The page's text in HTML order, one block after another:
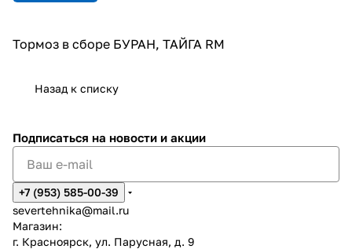
Тормоз в сборе БУРАН, ТАЙГА RM
Назад к списку
Подписаться на новости и акции
+7 (953) 585-00-39
severtehnika@mail.ru
Магазин:
г. Красноярск, ул. Парусная, д. 9